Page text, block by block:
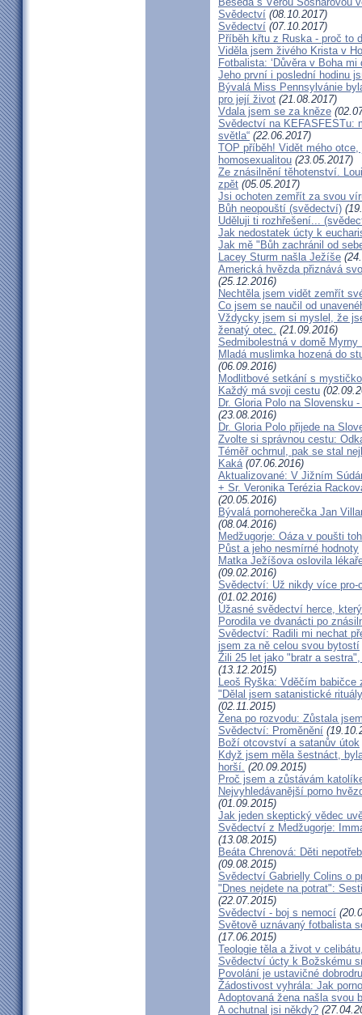
Svědectví (08.10.2017)
Svědectví (07.10.2017)
Příběh křtu z Ruska - proč to
Viděla jsem živého Krista v
Fotbalista: ‘Důvěra v Boha mi
Jeho první i poslední hodinu
Bývalá Miss Pennsylvánie
pro její život (21.08.2017)
Vdala jsem se za kněze
Svědectví na KEFASFESTu:
světla“ (22.06.2017)
TOP příběh! Vidět mého
homosexualitou (23.05.2017)
Ze znásilnění těhotenství.
zpět (05.05.2017)
Jsi ochoten zemřít za svou
Bůh neopouští (svědectví)
Uděluji ti rozhřešení...
Jak nedostatek úcty k
Jak mě "Bůh zachránil od
Lacey Sturm našla Ježíše
Americká hvězda přiznává
(25.12.2016)
Nechtěla jsem vidět zemřít
Co jsem se naučil od
Vždycky jsem si myslel, že
ženatý otec. (21.09.2016)
Sedmibolestná v domě Myrny
Mladá muslimka hozená do
(06.09.2016)
Modlitbové setkání s
Každý má svoji cestu
Dr. Gloria Polo na Slovensku
(23.08.2016)
Dr. Gloria Polo přijede na
Zvolte si správnou cestu:
Téměř ochrnul, pak se stal
Kaká(07.06.2016)
Aktualizované: V Jižním
+ Sr. Veronika Terézia
(20.05.2016)
Bývalá pornoherečka Jan
(08.04.2016)
Medžugorje: Oáza v poušti
Půst a jeho nesmírné hodnoty
Matka Ježíšova oslovila
(09.02.2016)
Svědectví: Už nikdy více pro-
(01.02.2016)
Úžasné svědectví herce,
Porodila ve dvanácti po
Svědectví: Radili mi nechat
jsem za ně celou svou bytostí
Žili 25 let jako "bratr a
(13.12.2015)
Leoš Ryška: Vděčím babičce
"Dělal jsem satanistické
(02.11.2015)
Žena po rozvodu: Zůstala
Svědectví: Proměnění
Boží otcovství a satanův útok
Když jsem měla šestnáct,
horší. (20.09.2015)
Proč jsem a zůstávám
Nejvyhledávanější porno
(01.09.2015)
Jak jeden skeptický vědec
Svědectví z Medžugorje:
(13.08.2015)
Beáta Chrenová: Děti
(09.08.2015)
Svědectví Gabrielly Colins o
"Dnes nejdete na potrat":
(22.07.2015)
Svědectví - boj s nemocí
Světově uznávaný fotbalista
(17.06.2015)
Teologie těla a život v
Svědectví úcty k Božskému
Povolání je ustavičné
Žádostivost vyhrála: Jak
Adoptovaná žena našla svou
A ochutnal jsi někdy?